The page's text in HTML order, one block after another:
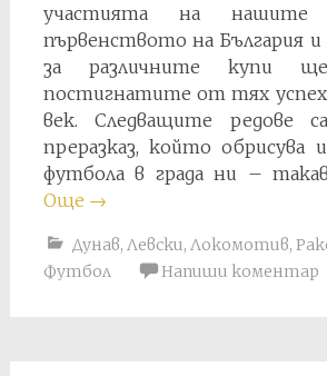
участията на
първенството на България
за различните купи ще
постигнатите от тях
век. Следващите редове
преразказ, който обрисува
футбола в града ни –
Още →
Дунав, Левски, Локомотив,
Футбол
Напиши коментар